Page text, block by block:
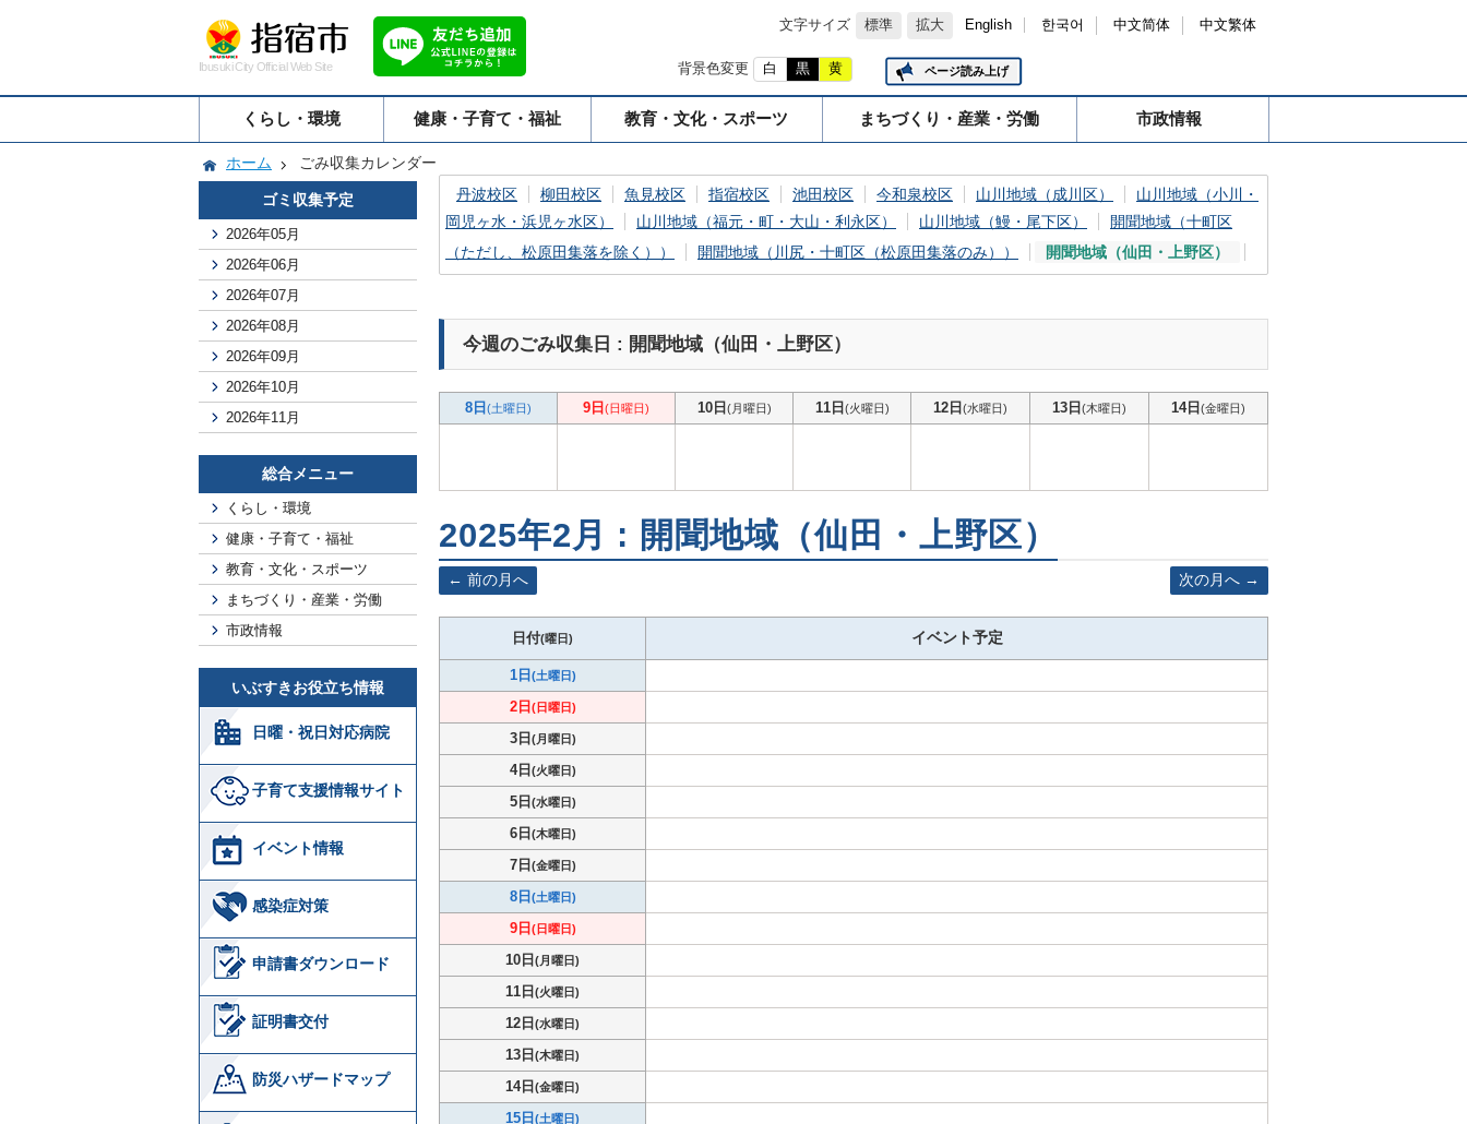
文字サイズ 標準 拡大 English 한국어 中文简体 中文繁体
Ibusuki City Official Web Site 背景色変更 白 黒 黄 ページ読み上げ
くらし・環境 健康・子育て・福祉 教育・文化・スポーツ まちづくり・産業・労働 市政情報
ホーム ごみ収集カレンダー
ゴミ収集予定
2026年05月
2026年06月
2026年07月
2026年08月
2026年09月
2026年10月
2026年11月
総合メニュー
くらし・環境
健康・子育て・福祉
教育・文化・スポーツ
まちづくり・産業・労働
市政情報
いぶすきお役立ち情報
日曜・祝日対応病院
子育て支援情報サイト
イベント情報
感染症対策
申請書ダウンロード
証明書交付
防災ハザードマップ
丹波校区 柳田校区 魚見校区 指宿校区 池田校区 今和泉校区 山川地域（成川区）
山川地域（小川・
岡児ヶ水・浜児ヶ水区）
山川地域（福元・町・大山・利永区） 山川地域（鰻・尾下区）
開聞地域（十町区
（ただし、松原田集落を除く））
開聞地域（川尻・十町区（松原田集落のみ）） 開聞地域（仙田・上野区）
今週のごみ収集日 : 開聞地域（仙田・上野区）
8日 (土曜日) 9日 (日曜日) 10日 (月曜日) 11日 (火曜日) 12日 (水曜日) 13日 (木曜日) 14日 (金曜日)
2025年2月 : 開聞地域（仙田・上野区）
前の月へ 次の月へ
日付(曜日) イベント予定
1日 (土曜日)
2日 (日曜日)
3日 (月曜日)
4日 (火曜日)
5日 (水曜日)
6日 (木曜日)
7日 (金曜日)
8日 (土曜日)
9日 (日曜日)
10日 (月曜日)
11日 (火曜日)
12日 (水曜日)
13日 (木曜日)
14日 (金曜日)
15日 (土曜日)